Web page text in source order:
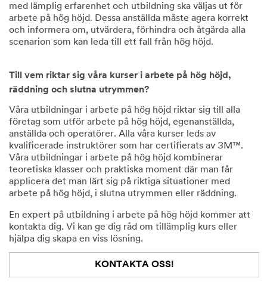
med lämplig erfarenhet och utbildning ska väljas ut för
arbete på hög höjd. Dessa anställda måste agera korrekt
och informera om, utvärdera, förhindra och åtgärda alla
scenarion som kan leda till ett fall från hög höjd.
Till vem riktar sig våra kurser i arbete på hög höjd,
räddning och slutna utrymmen?
Våra utbildningar i arbete på hög höjd riktar sig till alla
företag som utför arbete på hög höjd, egenanställda,
anställda och operatörer. Alla våra kurser leds av
kvalificerade instruktörer som har certifierats av 3M™.
Våra utbildningar i arbete på hög höjd kombinerar
teoretiska klasser och praktiska moment där man får
applicera det man lärt sig på riktiga situationer med
arbete på hög höjd, i slutna utrymmen eller räddning.
En expert på utbildning i arbete på hög höjd kommer att
kontakta dig. Vi kan ge dig råd om tillämplig kurs eller
hjälpa dig skapa en viss lösning.
KONTAKTA OSS!